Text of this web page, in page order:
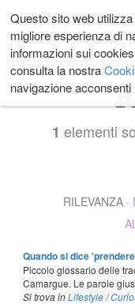
ai
contenuti.
|
Salta
alla
navigazione
Questo sito web
migliore esperienza di
informazioni sui
consulta la nostra
navigazione
1 elementi
RILEVANZA ·
Quando si dice
Piccolo glossario delle
Camargue. Le parole
Si trova in Lifestyle /